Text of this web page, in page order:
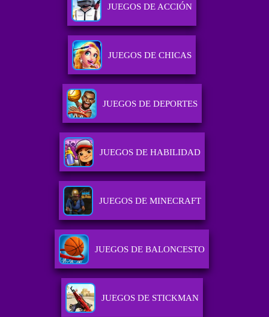
JUEGOS DE ACCIÓN
JUEGOS DE CHICAS
JUEGOS DE DEPORTES
JUEGOS DE HABILIDAD
JUEGOS DE MINECRAFT
JUEGOS DE BALONCESTO
JUEGOS DE STICKMAN